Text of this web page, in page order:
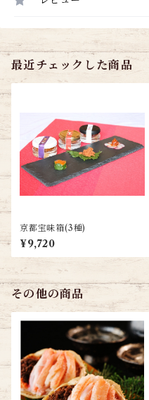
最近チェックした商品
京都宝味箱(3種)
¥9,720
その他の商品